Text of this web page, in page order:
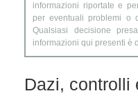
informazioni riportate e
per eventuali problemi o
Qualsiasi decisione
informazioni qui presenti è
Dazi, controlli